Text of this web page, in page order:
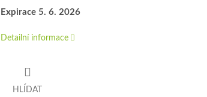
Expirace 5. 6. 2026
Detailní informace
HLÍDAT